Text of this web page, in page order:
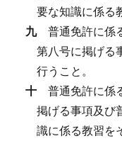
要な知識に係る
九 普通免許に係
第八号に掲げる
行うこと。
十 普通免許に係
掲げる事項及び
識に係る教習を